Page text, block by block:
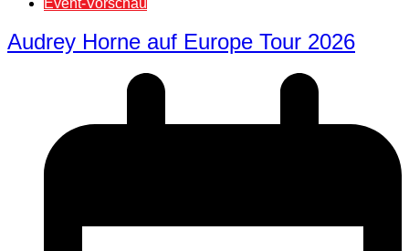
Audrey Horne auf Europe Tour 2026